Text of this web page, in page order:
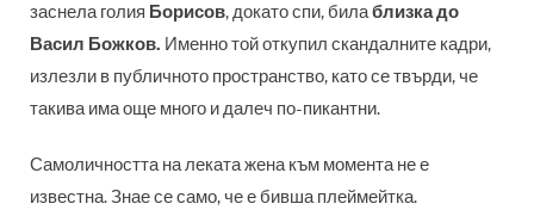
заснела голия Борисов, докато спи, билаблизка до
Васил Божков. Именно той откупил скандалните кадри,
излезли в публичното пространство, като се твърди, че
такива има още много и далеч по-пикантни.
Самоличността на леката жена към момента не е
известна. Знае се само, че е бивша плеймейтка.